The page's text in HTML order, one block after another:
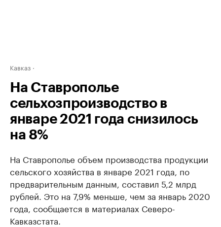
Кавказ
На Ставрополье
сельхозпроизводство в
январе 2021 года снизилось
на 8%
На Ставрополье объем производства продукции
сельского хозяйства в январе 2021 года, по
предварительным данным, составил 5,2 млрд
рублей. Это на 7,9% меньше, чем за январь 2020
года, сообщается в материалах Северо-
Кавказстата.